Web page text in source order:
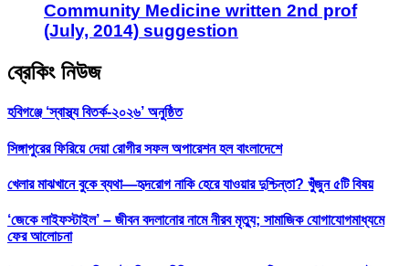
Community Medicine written 2nd prof
(July, 2014) suggestion
ব্রেকিং নিউজ
হবিগঞ্জে ‘স্বাস্থ্য বিতর্ক-২০২৬’ অনুষ্ঠিত
সিঙ্গাপুরের ফিরিয়ে দেয়া রোগীর সফল অপারেশন হল বাংলাদেশে
খেলার মাঝখানে বুকে ব্যথা—হৃদরোগ নাকি হেরে যাওয়ার দুশ্চিন্তা? খুঁজুন ৫টি বিষয়
‘জেকে লাইফস্টাইল’ – জীবন বদলানোর নামে নীরব মৃত্যু; সামাজিক যোগাযোগমাধ্যমে
ফের আলোচনা